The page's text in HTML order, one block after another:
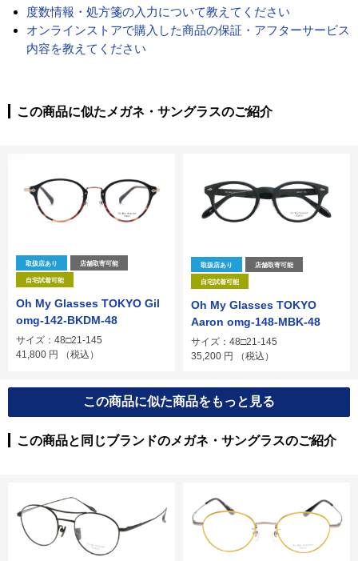
度数情報・処方箋の入力について教えてください
オンラインストアで購入した商品の保証・アフターサービス
内容を教えてください
この商品に似たメガネ・サングラスのご紹介
取扱店あり 店舗取寄可能
自宅試着可能
Oh My Glasses TOKYO Gil
omg-142-BKDM-48
サイズ：48□21-145
41,800 円 （税込）
取扱店あり 店舗取寄可能
自宅試着可能
Oh My Glasses TOKYO
Aaron omg-148-MBK-48
サイズ：48□21-145
35,200 円 （税込）
この商品に似た商品をもっと見る
この商品と同じブランドのメガネ・サングラスのご紹介